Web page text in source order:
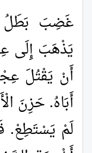
غَضِبَ بَطَلُ
يَذْهَبَ
أَنْ يَقْتُلَ
أَبَاهُ. حَزِنَ
لَمْ يَسْتَطِعْ.